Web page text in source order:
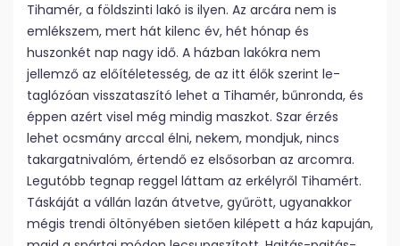
Tihamér, a földszinti lakó is ilyen. Az arcára nem is
emlékszem, mert hát kilenc év, hét hónap és
huszonkét nap nagy idő. A házban lakókra nem
jellemző az előítéletesség, de az itt élők szerint le-
taglózóan visszataszító lehet a Tihamér, bűnronda, és
éppen azért visel még mindig maszkot. Szar érzés
lehet ocsmány arccal élni, nekem, mondjuk, nincs
takargatnivalóm, értendő ez elsősorban az arcomra.
Legutóbb tegnap reggel láttam az erkélyről Tihamért.
Táskáját a vállán lazán átvetve, gyűrött, ugyanakkor
mégis trendi öltönyében sietően kilépett a ház kapuján,